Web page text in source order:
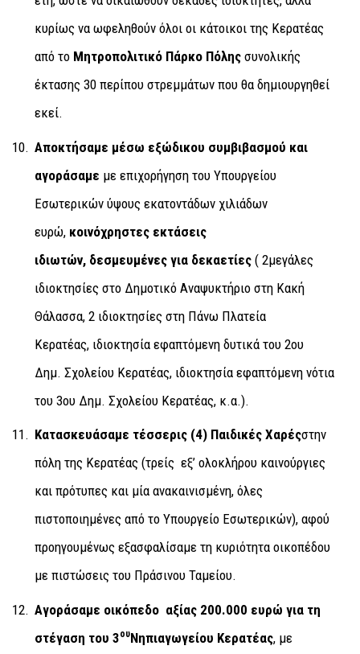
κυρίως να ωφεληθούν όλοι οι κάτοικοι της Κερατέας
από το Μητροπολιτικό Πάρκο Πόλης συνολικής
έκτασης 30 περίπου στρεμμάτων που θα δημιουργηθεί
εκεί.
Αποκτήσαμε μέσω εξώδικου συμβιβασμού και
αγοράσαμε με επιχορήγηση του Υπουργείου
Εσωτερικών ύψους εκατοντάδων χιλιάδων
ευρώ, κοινόχρηστες εκτάσεις
ιδιωτών, δεσμευμένες για δεκαετίες ( 2μεγάλες
ιδιοκτησίες στο Δημοτικό Αναψυκτήριο στη Κακή
Θάλασσα, 2 ιδιοκτησίες στη Πάνω Πλατεία
Κερατέας, ιδιοκτησία εφαπτόμενη δυτικά του 2ου
Δημ. Σχολείου Κερατέας, ιδιοκτησία εφαπτόμενη νότια
του 3ου Δημ. Σχολείου Κερατέας, κ.α.).
Κατασκευάσαμε τέσσερις (4) Παιδικές Χαρέςστην
πόλη της Κερατέας (τρείς εξ’ ολοκλήρου καινούργιες
και πρότυπες και μία ανακαινισμένη, όλες
πιστοποιημένες από το Υπουργείο Εσωτερικών), αφού
προηγουμένως εξασφαλίσαμε τη κυριότητα οικοπέδου
με πιστώσεις του Πράσινου Ταμείου.
Αγοράσαμε οικόπεδο αξίας 200.000 ευρώ για τη
στέγαση του 3ουΝηπιαγωγείου Κερατέας, με